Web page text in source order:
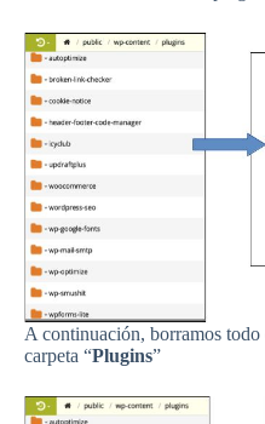
A continuación, borramos todo
carpeta “Plugins”